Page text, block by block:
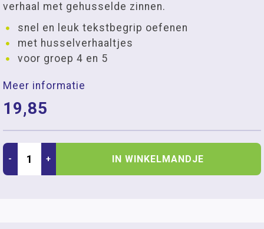
verhaal met gehusselde zinnen.
snel en leuk tekstbegrip oefenen
met husselverhaaltjes
voor groep 4 en 5
Meer informatie
19,85
- + IN WINKELMANDJE